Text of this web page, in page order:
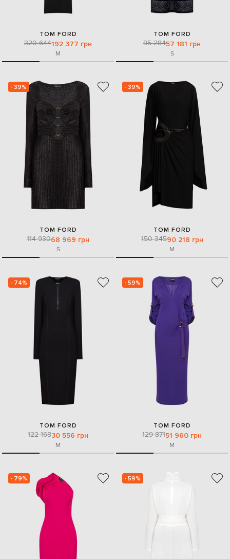
TOM FORD
320 644192 377 грн
M
TOM FORD
95 28457 181 грн
S
- 39%
TOM FORD
114 93068 969 грн
S
- 39%
TOM FORD
150 34590 218 грн
M
- 74%
TOM FORD
122 16830 556 грн
M
- 59%
TOM FORD
129 87151 960 грн
M
- 79% - 59%